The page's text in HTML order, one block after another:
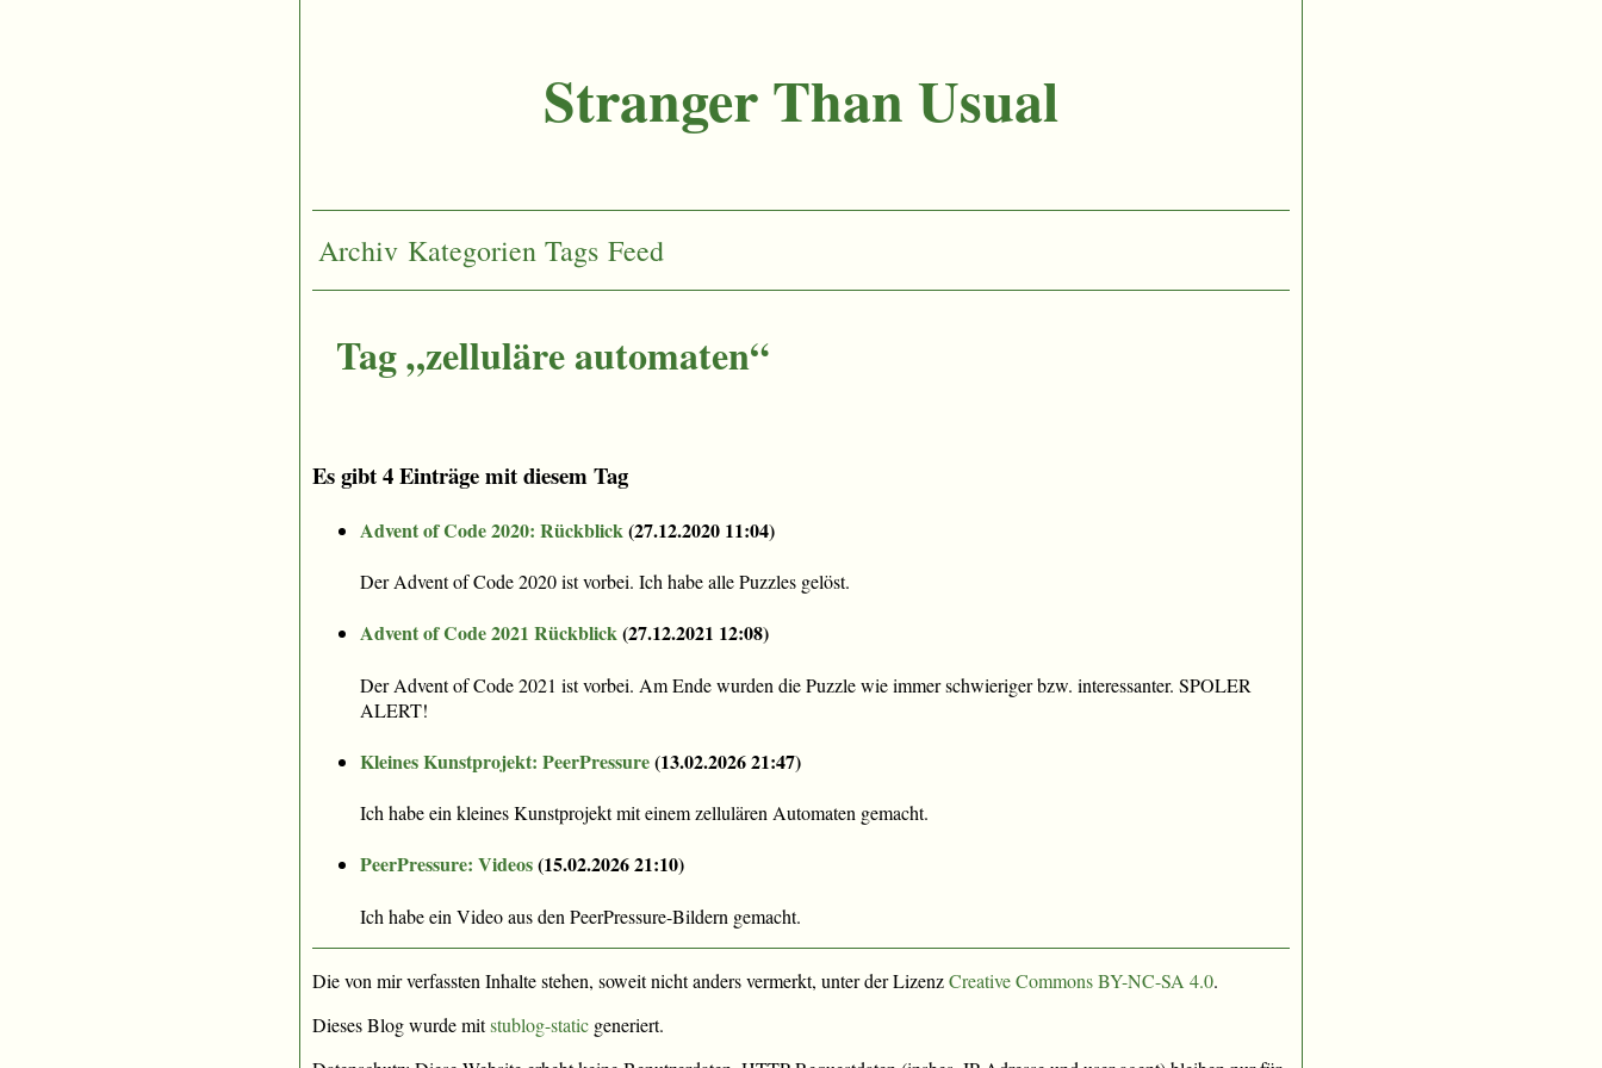
Stranger Than Usual
Archiv Kategorien Tags Feed
Tag „zelluläre automaten“
Es gibt 4 Einträge mit diesem Tag
Advent of Code 2020: Rückblick(27.12.2020 11:04)
Der Advent of Code 2020 ist vorbei. Ich habe alle Puzzles gelöst.
Advent of Code 2021 Rückblick(27.12.2021 12:08)
Der Advent of Code 2021 ist vorbei. Am Ende wurden die Puzzle wie immer schwieriger bzw. interessanter. SPOLER
ALERT!
Kleines Kunstprojekt: PeerPressure(13.02.2026 21:47)
Ich habe ein kleines Kunstprojekt mit einem zellulären Automaten gemacht.
PeerPressure: Videos(15.02.2026 21:10)
Ich habe ein Video aus den PeerPressure-Bildern gemacht.
Die von mir verfassten Inhalte stehen, soweit nicht anders vermerkt, unter der LizenzCreative Commons BY-NC-SA 4.0.
Dieses Blog wurde mitstublog-static generiert.